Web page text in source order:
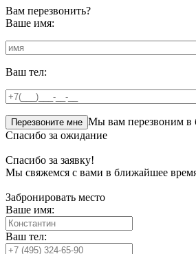
Вам перезвонить?
Ваше имя:
Ваш тел:
Мы вам перезвоним в
Спасибо за ожидание
Спасибо за заявку!
Мы свяжемся с вами в ближайшее
Забронировать место
Ваше имя:
Ваш тел: